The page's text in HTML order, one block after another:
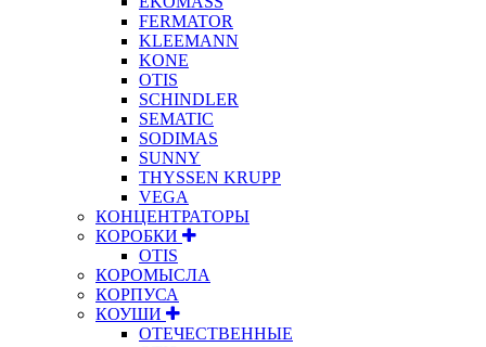
FERMATOR
KLEEMANN
KONE
OTIS
SCHINDLER
SEMATIC
SODIMAS
SUNNY
THYSSEN KRUPP
VEGA
КОНЦЕНТРАТОРЫ
КОРОБКИ
OTIS
КОРОМЫСЛА
КОРПУСА
КОУШИ
ОТЕЧЕСТВЕННЫЕ